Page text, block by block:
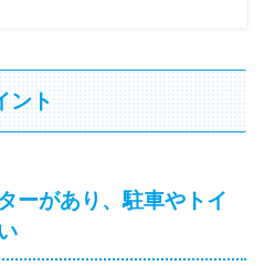
ント
ーがあり、駐車やトイ